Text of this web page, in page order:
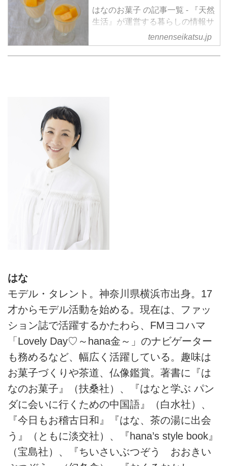
はなのお菓子 の記事一覧 - 『天然
生活』が運営する暮らしの情報サ
イト。食やファッション、暮らし
の知恵はもちろん、Webオリジナ
ルの情報を毎日配信
tennenseikatsu.jp
はな
モデル・タレント。神奈川県横浜市出身。17
才からモデル活動を始める。現在は、ファッ
ション誌で活躍するかたわら、FMヨコハマ
「Lovely Day♡～hana金～」のナビゲーター
も務めるなど、幅広く活躍している。趣味は
お菓子づくりや茶道、仏像鑑賞。著書に『は
なのお菓子』（扶桑社）、『はなと学ぶ パン
ダに会いに行くための中国語』（白水社）、
『今日もお稽古日和』『はな、茶の湯に出会
う』（ともに淡交社）、『hana’s style book』
（宝島社）、『ちいさいぶつぞう おおきい